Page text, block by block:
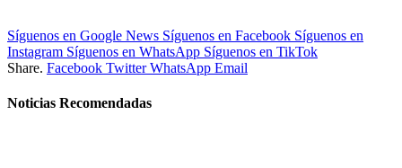
Síguenos en Google News Síguenos en Facebook Síguenos en
Instagram Síguenos en WhatsApp Síguenos en TikTok
Share. Facebook Twitter WhatsApp Email
Noticias Recomendadas